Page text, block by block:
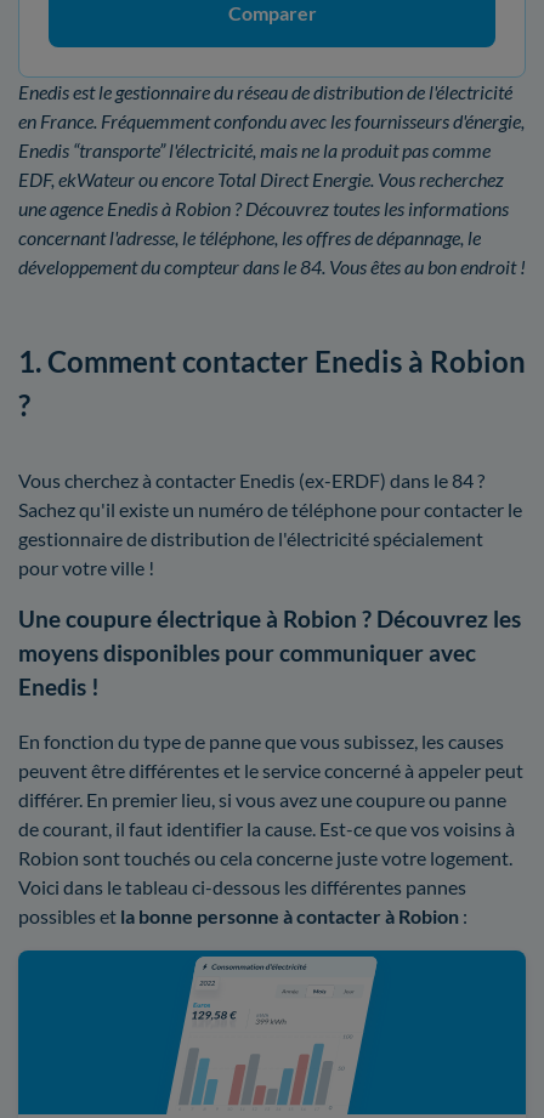
Comparer
Enedis est le gestionnaire du réseau de distribution de l'électricité
en France. Fréquemment confondu avec les fournisseurs d'énergie,
Enedis “transporte” l'électricité, mais ne la produit pas comme
EDF, ekWateur ou encore Total Direct Energie. Vous recherchez
une agence Enedis à Robion ? Découvrez toutes les informations
concernant l'adresse, le téléphone, les offres de dépannage, le
développement du compteur dans le 84. Vous êtes au bon endroit !
1. Comment contacter Enedis à Robion
?
Vous cherchez à contacter Enedis (ex-ERDF) dans le 84 ?
Sachez qu'il existe un numéro de téléphone pour contacter le
gestionnaire de distribution de l'électricité spécialement
pour votre ville !
Une coupure électrique à Robion ? Découvrez les
moyens disponibles pour communiquer avec
Enedis !
En fonction du type de panne que vous subissez, les causes
peuvent être différentes et le service concerné à appeler peut
différer. En premier lieu, si vous avez une coupure ou panne
de courant, il faut identifier la cause. Est-ce que vos voisins à
Robion sont touchés ou cela concerne juste votre logement.
Voici dans le tableau ci-dessous les différentes pannes
possibles et la bonne personne à contacter à Robion :